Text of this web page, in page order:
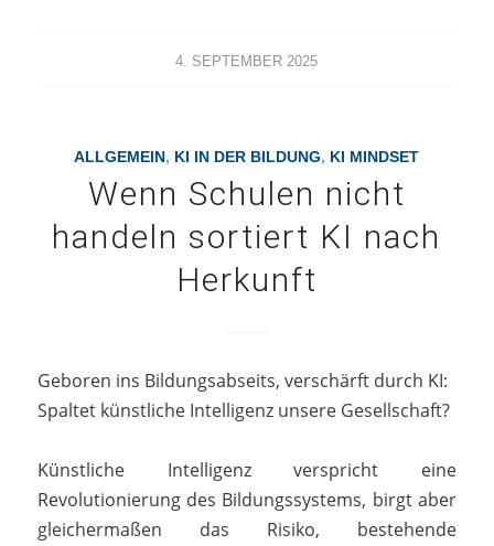
4. SEPTEMBER 2025
ALLGEMEIN, KI IN DER BILDUNG, KI MINDSET
Wenn Schulen nicht
handeln sortiert KI nach
Herkunft
Geboren ins Bildungsabseits, verschärft durch KI:
Spaltet künstliche Intelligenz unsere Gesellschaft?
Künstliche Intelligenz verspricht eine
Revolutionierung des Bildungssystems, birgt aber
gleichermaßen das Risiko, bestehende